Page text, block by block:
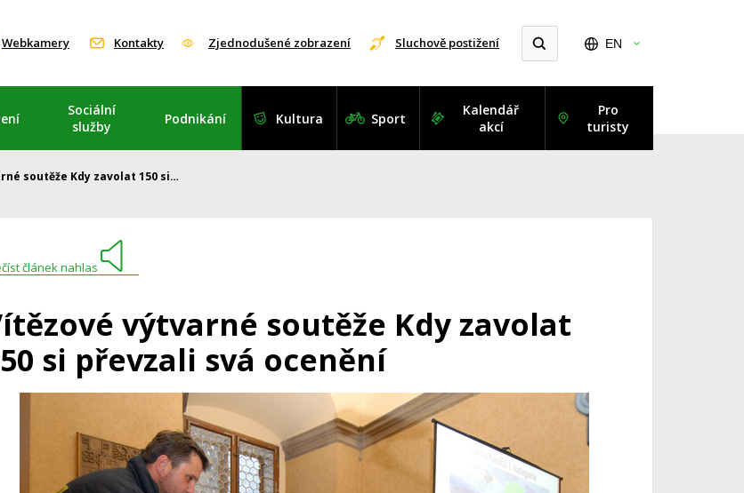
Webkamery Kontakty Zjednodušené zobrazení Sluchově postižení EN
Sociální
služby
Podnikání Kultura Sport
Kalendář
akcí
Pro
turisty
soutěže Kdy zavolat 150 si…
článek nahlas
výtvarné soutěže Kdy zavolat
si převzali svá ocenění